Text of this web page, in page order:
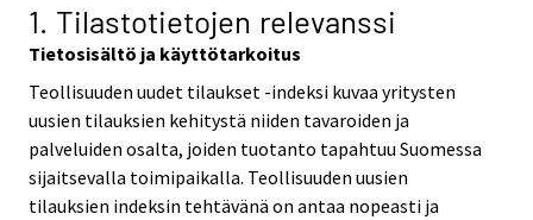
1. Tilastotietojen relevanssi
Tietosisältö ja käyttötarkoitus
Teollisuuden uudet tilaukset -indeksi kuvaa yritysten
uusien tilauksien kehitystä niiden tavaroiden ja
palveluiden osalta, joiden tuotanto tapahtuu Suomessa
sijaitsevalla toimipaikalla. Teollisuuden uusien
tilauksien indeksin tehtävänä on antaa nopeasti ja